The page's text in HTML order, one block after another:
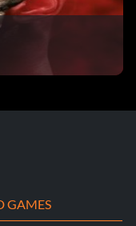
Phanuel.
Besiege
GAMES